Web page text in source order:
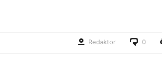
Redaktor 0